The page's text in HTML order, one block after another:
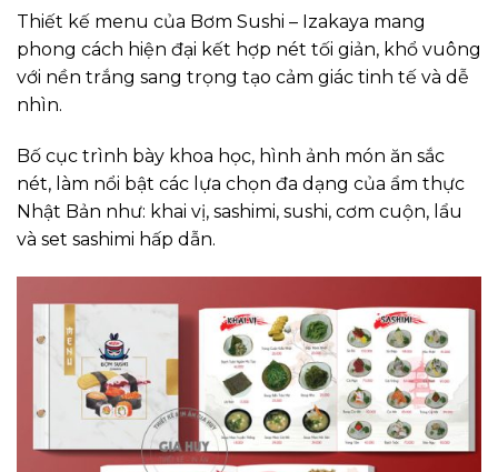
Thiết kế menu của Bơm Sushi – Izakaya mang
phong cách hiện đại kết hợp nét tối giản, khổ vuông
với nền trắng sang trọng tạo cảm giác tinh tế và dễ
nhìn.
Bố cục trình bày khoa học, hình ảnh món ăn sắc
nét, làm nổi bật các lựa chọn đa dạng của ẩm thực
Nhật Bản như: khai vị, sashimi, sushi, cơm cuộn, lẩu
và set sashimi hấp dẫn.